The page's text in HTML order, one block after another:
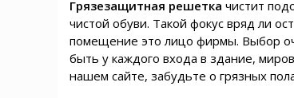
Грязезащитная решетка чистит
чистой обуви. Такой фокус вряд ли
помещение это лицо фирмы. Выбор
быть у каждого входа в здание,
нашем сайте, забудьте о грязных